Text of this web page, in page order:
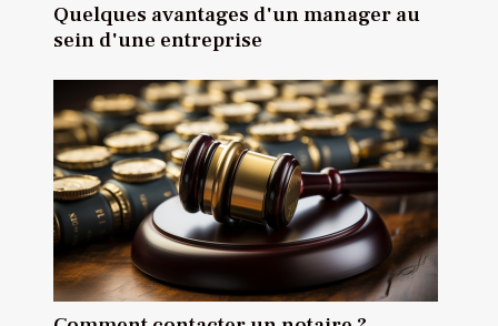
Quelques avantages d'un manager au
sein d'une entreprise